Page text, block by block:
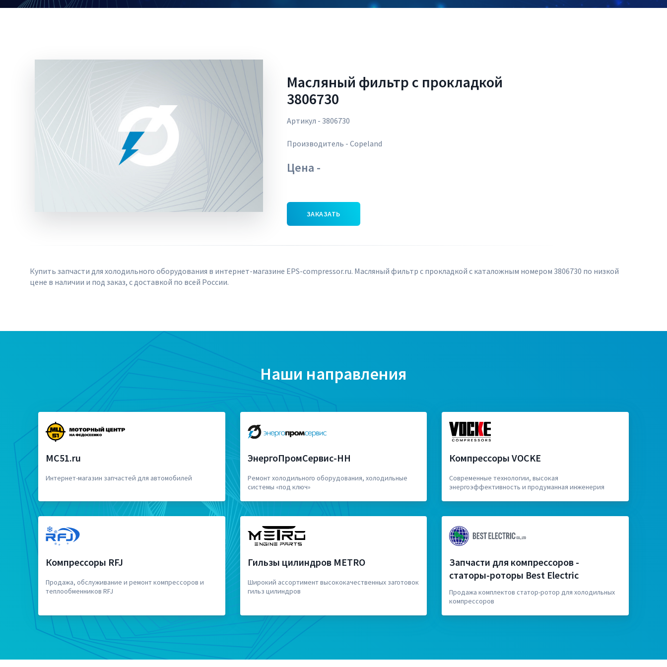
Масляный фильтр с прокладкой
3806730
Артикул - 3806730
Производитель - Copeland
Цена -
ЗАКАЗАТЬ
Купить запчасти для холодильного оборудования в интернет-магазине EPS-compressor.ru. Масляный фильтр с прокладкой с каталожным номером 3806730 по низкой
цене в наличии и под заказ, с доставкой по всей России.
Наши направления
MC51.ru
Интернет-магазин запчастей для автомобилей
ЭнергоПромСервис-НН
Ремонт холодильного оборудования, холодильные
системы «под ключ»
Компрессоры VOCKE
Современные технологии, высокая
энергоэффективность и продуманная инженерия
Компрессоры RFJ
Продажа, обслуживание и ремонт компрессоров и
теплообменников RFJ
Гильзы цилиндров METRO
Широкий ассортимент высококачественных заготовок
гильз цилиндров
Запчасти для компрессоров -
статоры-роторы Best Electric
Продажа комплектов статор-ротор для холодильных
компрессоров